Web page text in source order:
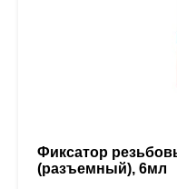
Фиксатор
(разъемный), 6мл